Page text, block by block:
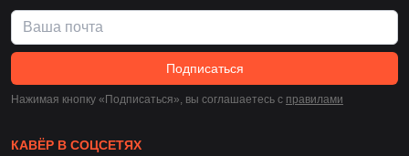
Подписаться
Нажимая кнопку «Подписаться», вы соглашаетесь c правилами
КАВЁР В СОЦСЕТЯХ